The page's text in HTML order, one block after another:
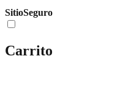
SitioSeguro
Carrito